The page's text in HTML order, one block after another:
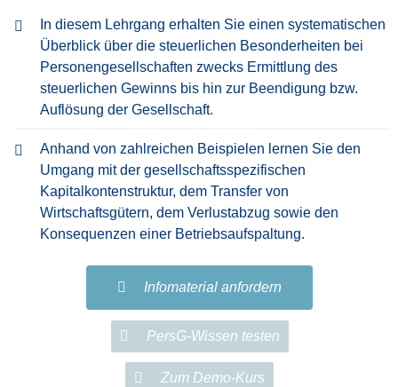
In diesem Lehrgang erhalten Sie einen systematischen
Überblick über die steuerlichen Besonderheiten bei
Personengesellschaften zwecks Ermittlung des
steuerlichen Gewinns bis hin zur Beendigung bzw.
Auflösung der Gesellschaft.
Anhand von zahlreichen Beispielen lernen Sie den
Umgang mit der gesellschaftsspezifischen
Kapitalkontenstruktur, dem Transfer von
Wirtschaftsgütern, dem Verlustabzug sowie den
Konsequenzen einer Betriebsaufspaltung.
Infomaterial anfordern
PersG-Wissen testen
Zum Demo-Kurs